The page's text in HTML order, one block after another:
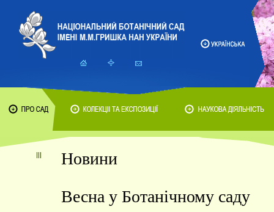
Новини
Весна у Ботанічному саду